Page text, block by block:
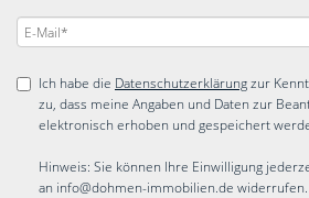
Ich habe die Datenschutzerklärungzur
zu, dass meine Angaben und Daten zur
elektronisch erhoben und gespeichert
Hinweis: Sie können Ihre Einwilligung
an info@dohmen-immobilien.de